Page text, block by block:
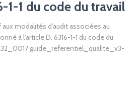
1-1 du code du travail
modalités d’audit associées au
à l’article D. 6316-1-1 du code du
guide_referentiel_qualite_v3-